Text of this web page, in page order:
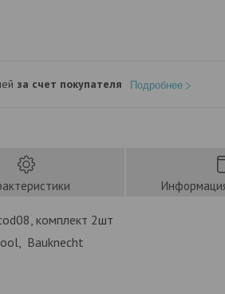
за счет покупателя Подробнее
комплект 2шт
Bauknecht